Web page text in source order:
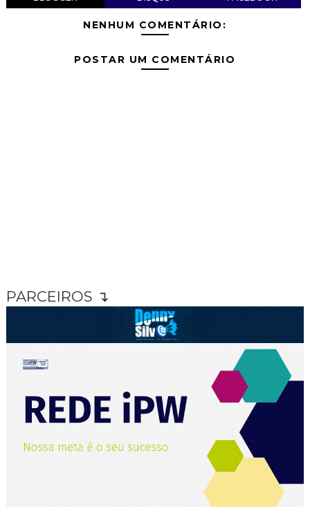
NENHUM COMENTÁRIO:
POSTAR UM COMENTÁRIO
PARCEIROS ↴